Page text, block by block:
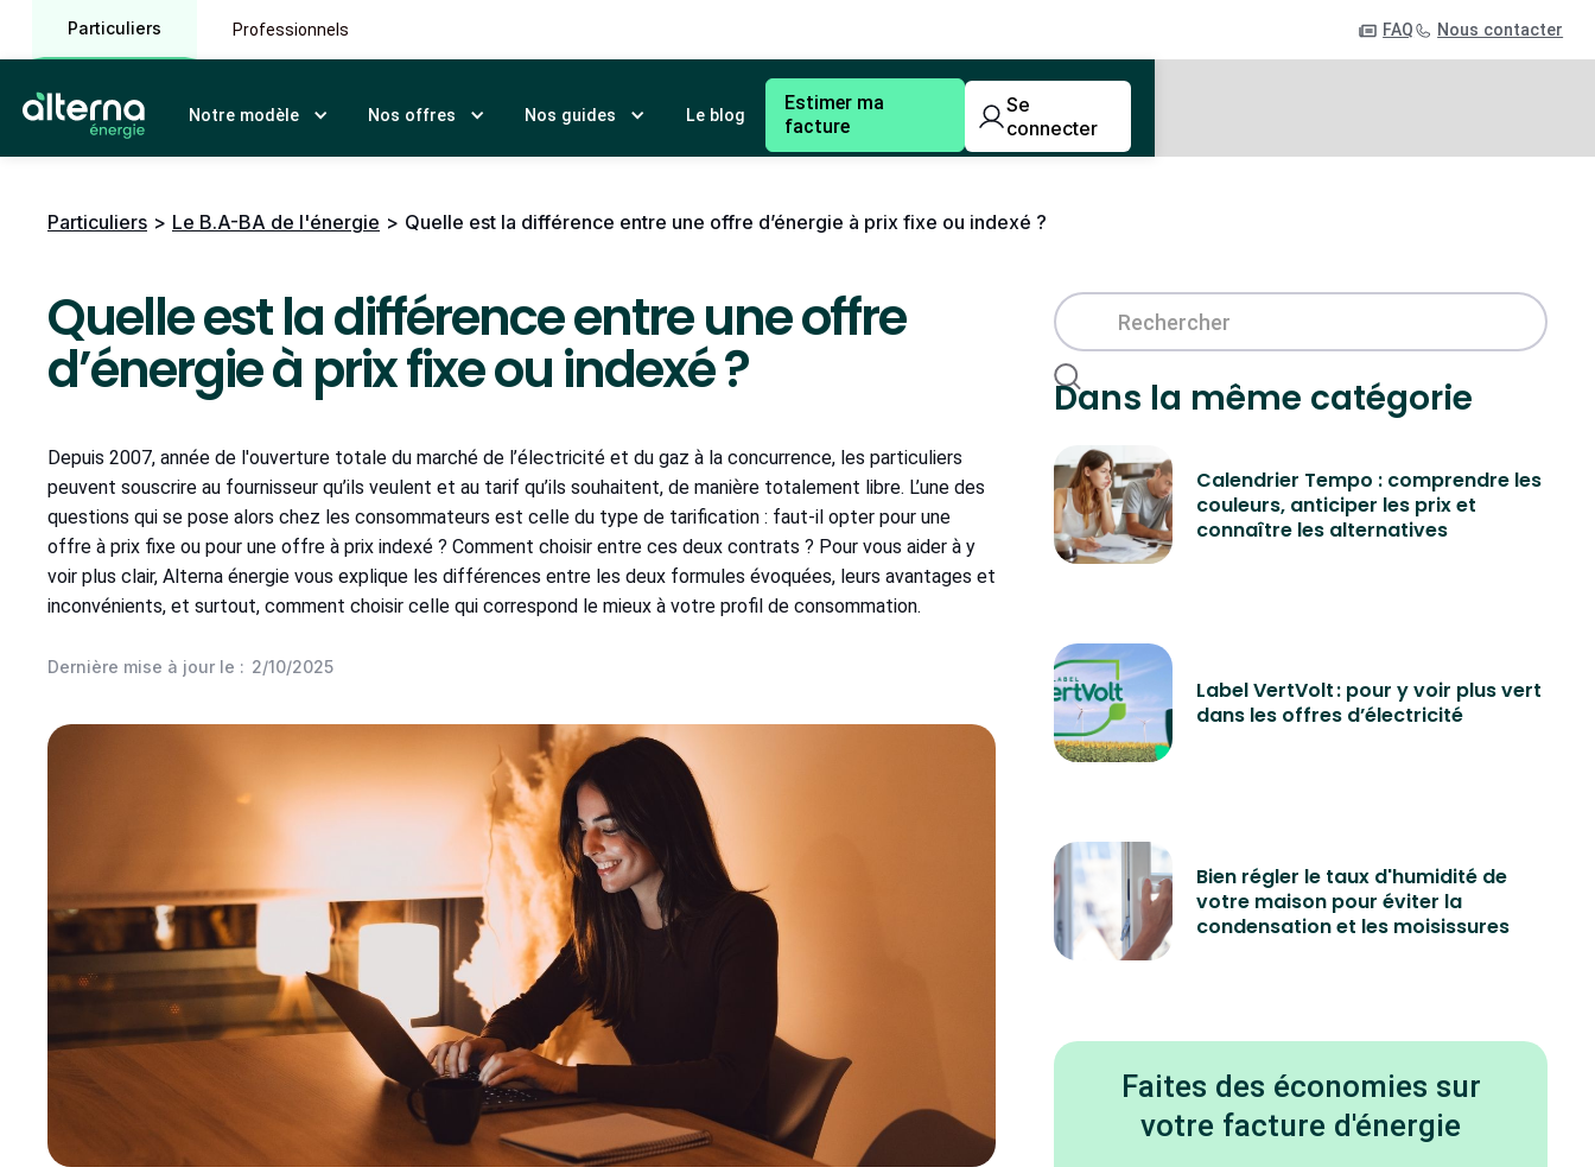
Particuliers Professionnels FAQ Nous contacter
Notre modèle Nos offres Nos guides Le blog
Estimer ma
facture
Se
connecter
Particuliers > Le B.A-BA de l'énergie > Quelle est la différence entre une offre d’énergie à prix fixe ou indexé ?
Quelle est la différence entre une offre
d’énergie à prix fixe ou indexé ?
Depuis 2007, année de l'ouverture totale du marché de l’électricité et du gaz à la concurrence, les particuliers
peuvent souscrire au fournisseur qu’ils veulent et au tarif qu’ils souhaitent, de manière totalement libre. L’une des
questions qui se pose alors chez les consommateurs est celle du type de tarification : faut-il opter pour une
offre à prix fixe ou pour une offre à prix indexé ? Comment choisir entre ces deux contrats ? Pour vous aider à y
voir plus clair, Alterna énergie vous explique les différences entre les deux formules évoquées, leurs avantages et
inconvénients, et surtout, comment choisir celle qui correspond le mieux à votre profil de consommation.
Dernière mise à jour le : 2/10/2025
Dans la même catégorie
Calendrier Tempo : comprendre les
couleurs, anticiper les prix et
connaître les alternatives
Label VertVolt : pour y voir plus vert
dans les offres d’électricité
Bien régler le taux d'humidité de
votre maison pour éviter la
condensation et les moisissures
Faites des économies sur
votre facture d'énergie